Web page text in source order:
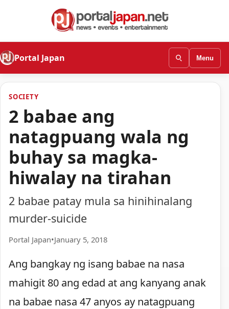
Portal Japan Menu
SOCIETY
2 babae ang
natagpuang wala ng
buhay sa magka-
hiwalay na tirahan
2 babae patay mula sa hinihinalang
murder-suicide
Portal Japan•January 5, 2018
Ang bangkay ng isang babae na nasa
mahigit 80 ang edad at ang kanyang anak
na babae nasa 47 anyos ay natagpuang